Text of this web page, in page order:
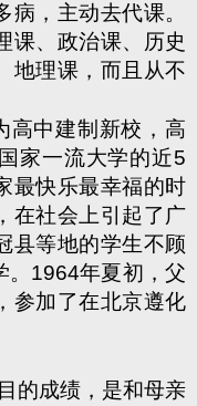
，主动去代课。
课、政治课、历史
地理课，而且从不
高中建制新校，高
家一流大学的近5
最快乐最幸福的时
在社会上引起了广
县等地的学生不顾
1964年夏初，父
参加了在北京遵化
的成绩，是和母亲